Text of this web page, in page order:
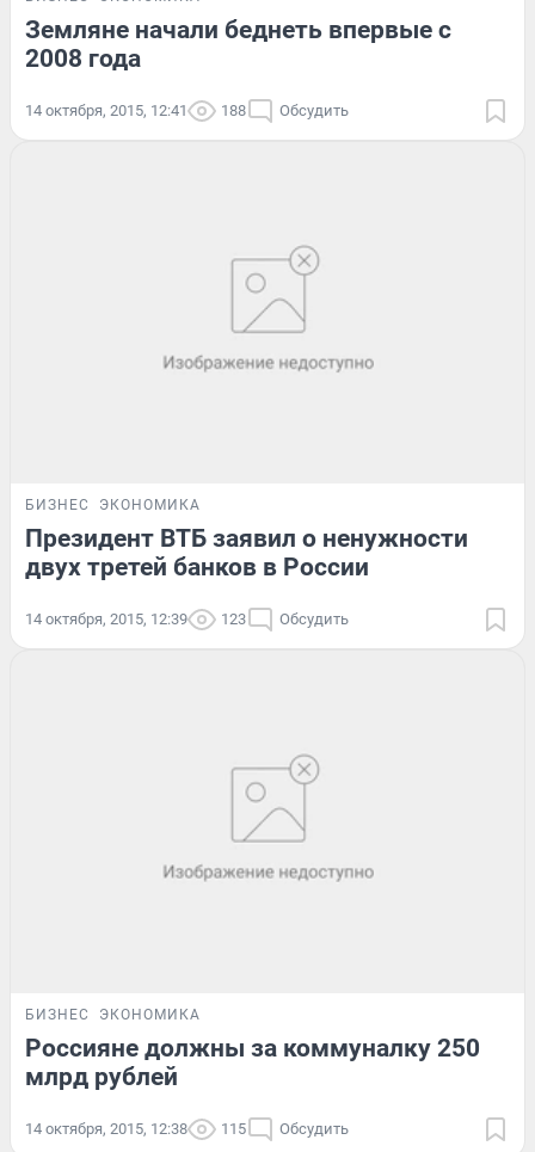
Земляне начали беднеть впервые с
2008 года
14 октября, 2015, 12:41 188 Обсудить
БИЗНЕС ЭКОНОМИКА
Президент ВТБ заявил о ненужности
двух третей банков в России
14 октября, 2015, 12:39 123 Обсудить
БИЗНЕС ЭКОНОМИКА
Россияне должны за коммуналку 250
млрд рублей
14 октября, 2015, 12:38 115 Обсудить